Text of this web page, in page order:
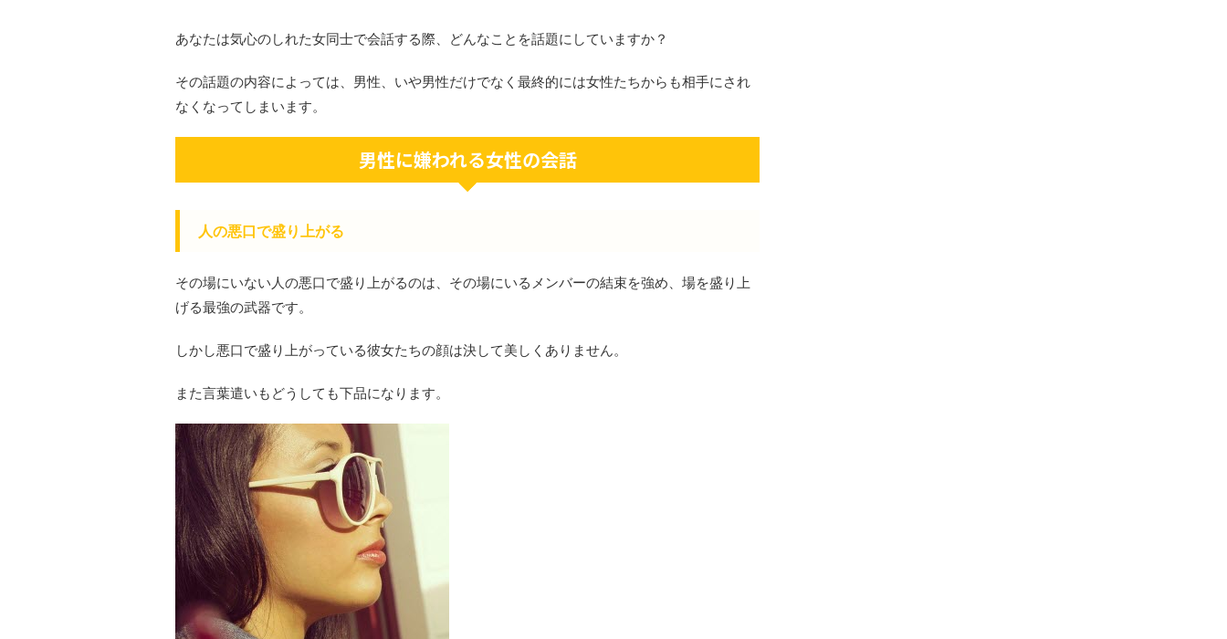
あなたは気心のしれた女同士で会話する際、どんなことを話題にしていますか？
その話題の内容によっては、男性、いや男性だけでなく最終的には女性たちからも相手にされ
なくなってしまいます。
男性に嫌われる女性の会話
人の悪口で盛り上がる
その場にいない人の悪口で盛り上がるのは、その場にいるメンバーの結束を強め、場を盛り上
げる最強の武器です。
しかし悪口で盛り上がっている彼女たちの顔は決して美しくありません。
また言葉遣いもどうしても下品になります。